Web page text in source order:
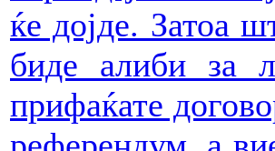
ќе дојде. Затоа
биде алиби за
прифаќате